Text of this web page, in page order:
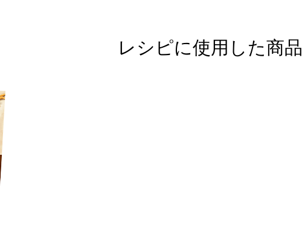
レシピに使用した商品